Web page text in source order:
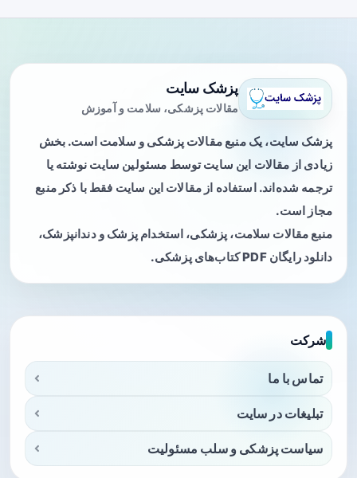
پزشک سایت
مقالات پزشکی، سلامت و آموزش
پزشک سایت، یک منبع مقالات پزشکی و سلامت است. بخش
زیادی از مقالات این سایت توسط مسئولین سایت نوشته یا
ترجمه شده‌اند. استفاده از مقالات این سایت فقط با ذکر منبع
مجاز است.
منبع مقالات سلامت، پزشکی، استخدام پزشک و دندانپزشک،
دانلود رایگان PDF کتاب‌های پزشکی.
شرکت
تماس با ما
تبلیغات در سایت
سیاست پزشکی و سلب مسئولیت